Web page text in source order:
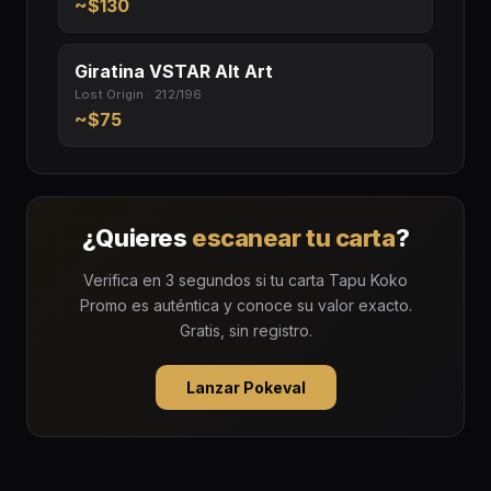
~$130
Giratina VSTAR Alt Art
Lost Origin · 212/196
~$75
¿Quieres escanear tu carta?
Verifica en 3 segundos si tu carta Tapu Koko
Promo es auténtica y conoce su valor exacto.
Gratis, sin registro.
Lanzar Pokeval